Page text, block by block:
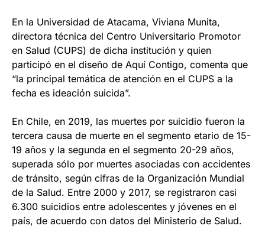
En la Universidad de Atacama, Viviana Munita,
directora técnica del Centro Universitario Promotor
en Salud (CUPS) de dicha institución y quien
participó en el diseño de Aquí Contigo, comenta que
“la principal temática de atención en el CUPS a la
fecha es ideación suicida”.
En Chile, en 2019, las muertes por suicidio fueron la
tercera causa de muerte en el segmento etario de 15-
19 años y la segunda en el segmento 20-29 años,
superada sólo por muertes asociadas con accidentes
de tránsito, según cifras de la Organización Mundial
de la Salud. Entre 2000 y 2017, se registraron casi
6.300 suicidios entre adolescentes y jóvenes en el
país, de acuerdo con datos del Ministerio de Salud.